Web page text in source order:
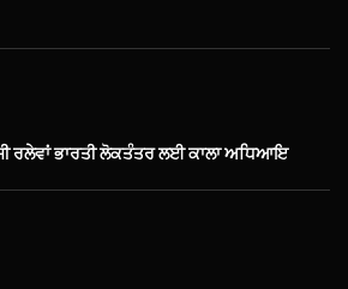
ਰਲੇਵਾਂ ਭਾਰਤੀ ਲੋਕਤੰਤਰ ਲਈ ਕਾਲਾ ਅਧਿਆਇ